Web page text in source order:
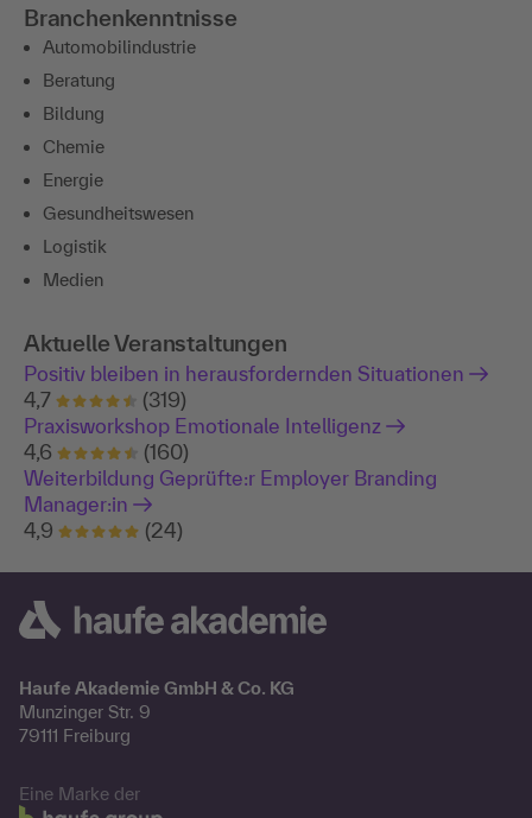
Branchenkenntnisse
Automobilindustrie
Beratung
Bildung
Chemie
Energie
Gesundheitswesen
Logistik
Medien
Aktuelle Veranstaltungen
Positiv bleiben in herausfordernden Situationen
4,7
(319)
Praxisworkshop Emotionale Intelligenz
4,6
(160)
Weiterbildung Geprüfte:r Employer Branding
Manager:in
4,9
(24)
Haufe Akademie GmbH & Co. KG
Munzinger Str. 9
79111 Freiburg
Eine Marke der